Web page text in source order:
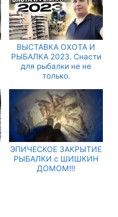
ВЫСТАВКА ОХОТА И
РЫБАЛКА 2023. Снасти
для рыбалки не не
только.
ЭПИЧЕСКОЕ ЗАКРЫТИЕ
РЫБАЛКИ с ШИШКИН
ДОМОМ!!!